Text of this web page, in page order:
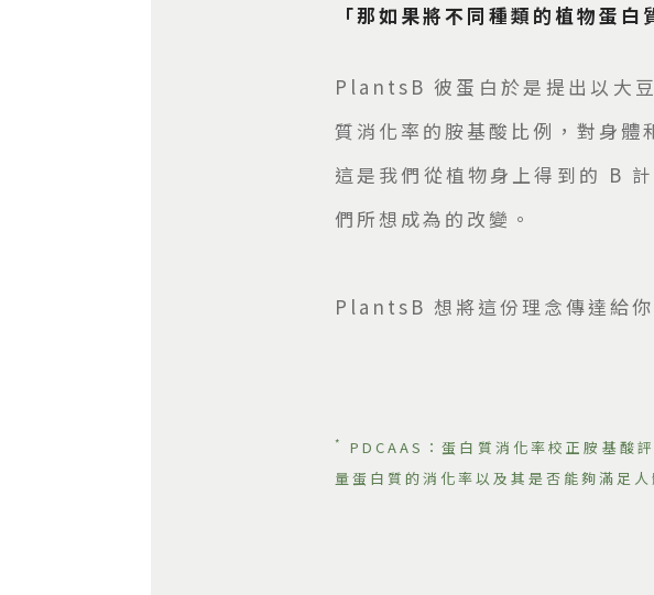
「那如果將不同種類的植物蛋白
PlantsB 彼蛋白於是提出以大
質消化率的胺基酸比例，對身體
這是我們從植物身上得到的 B
們所想成為的改變。
PlantsB 想將這份理念傳達給你
*
PDCAAS：蛋白質消化率校正胺基
量蛋白質的消化率以及其是否能夠滿足